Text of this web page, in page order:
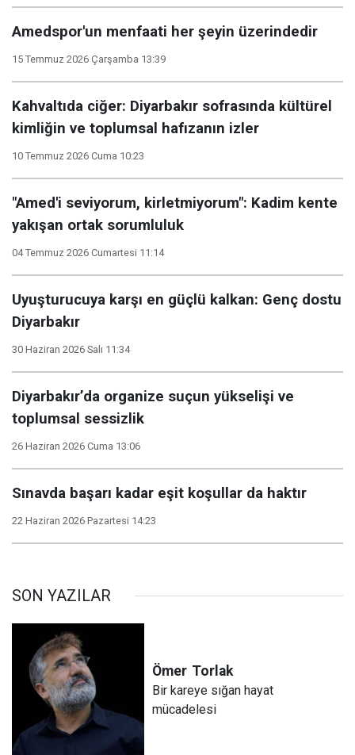
Amedspor'un menfaati her şeyin üzerindedir
15 Temmuz 2026 Çarşamba 13:39
Kahvaltıda ciğer: Diyarbakır sofrasında kültürel
kimliğin ve toplumsal hafızanın izler
10 Temmuz 2026 Cuma 10:23
"Amed'i seviyorum, kirletmiyorum": Kadim kente
yakışan ortak sorumluluk
04 Temmuz 2026 Cumartesi 11:14
Uyuşturucuya karşı en güçlü kalkan: Genç dostu
Diyarbakır
30 Haziran 2026 Salı 11:34
Diyarbakır’da organize suçun yükselişi ve
toplumsal sessizlik
26 Haziran 2026 Cuma 13:06
Sınavda başarı kadar eşit koşullar da haktır
22 Haziran 2026 Pazartesi 14:23
SON YAZILAR
Ömer Torlak
Bir kareye sığan hayat
mücadelesi